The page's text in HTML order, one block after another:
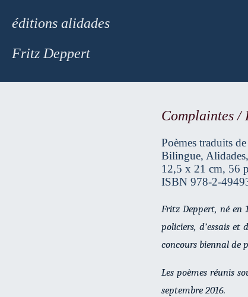
éditions alidades
Fritz Deppert
Complaintes /
Poèmes traduits
Bilingue,
12,5 x 21 cm, 56
ISBN 978-2-
Fritz Deppert, né en
policiers, d’essais
concours biennal de
Les poèmes réunis
septembre 2016.